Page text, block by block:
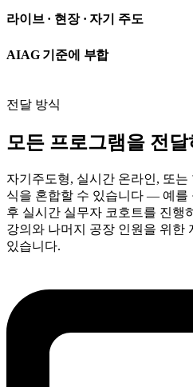
라이브 · 현장 · 자기 주도
AIAG 기준에 부합
전달 방식
모든 프로그램을 전
자기주도형, 실시간 온라인, 또
식을 혼합할 수 있습니다 — 예를
후 실시간 실무자 코호트를 진행
강의와 나머지 공장 인원을 위한
있습니다.